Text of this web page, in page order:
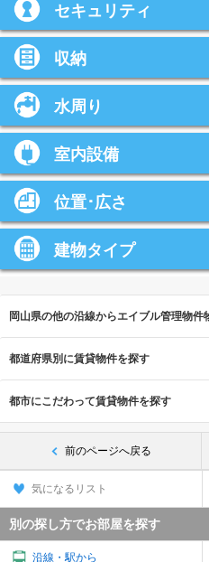
セキュリティ
収納
水周り
室内設備
位置･広さ
建物タイプ
岡山県の他の沿線からエイブル管理物件
都道府県別に賃貸物件を探す
都市にこだわって賃貸物件を探す
前のページへ戻る
気になるリスト
別の探し方でお部屋を探す
沿線・駅から